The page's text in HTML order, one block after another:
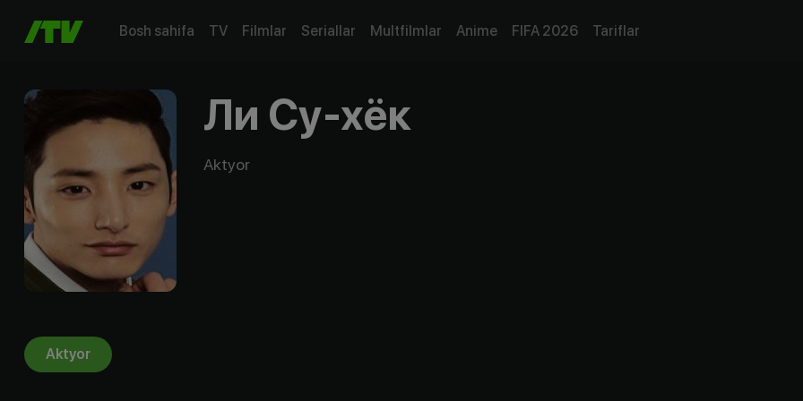
Bosh sahifa TV Filmlar Seriallar Multfilmlar Anime FIFA 2026 Tariflar
Ли Су-хёк
Aktyor
Aktyor